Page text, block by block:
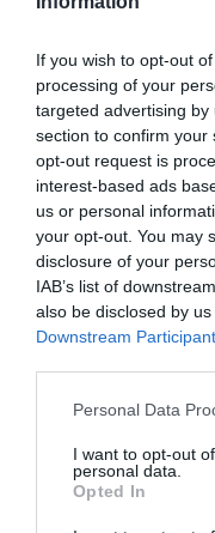
If you wish to opt-out
processing of your
targeted advertising
section to confirm your
opt-out request is
interest-based ads
us or personal
your opt-out. You may
disclosure of your
IAB’s list of
also be disclosed by
Downstream
Personal Data
I want to opt-out
personal data.
Opted In